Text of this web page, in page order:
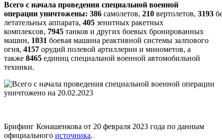
Всего с начала проведения специальной военной
операции уничтожены: 386 самолетов, 210 вертолетов, 3193
летательных аппарата, 405 зенитных ракетных
комплексов, 7945 танков и других боевых бронированных
машин, 1031 боевая машина реактивной системы залпового
огня, 4157 орудий полевой артиллерии и минометов, а
также 8465 единиц специальной военной автомобильной
техники.
Брифинг Конашенкова от 20 февраля 2023 года по данным
официального источника.